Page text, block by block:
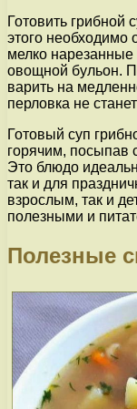
Готовить грибной
этого необходимо
мелко нарезанные
овощной бульон.
варить на
перловка не
Готовый суп
горячим, посыпав
Это блюдо
так и для
взрослым, так и
полезными и
Полезные